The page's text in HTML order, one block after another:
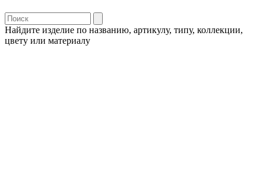
Найдите изделие по названию, артикулу, типу, коллекции,
цвету или материалу